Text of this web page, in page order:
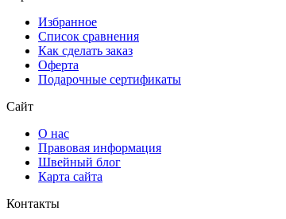
Избранное
Список сравнения
Как сделать заказ
Оферта
Подарочные сертификаты
Сайт
О нас
Правовая информация
Швейный блог
Карта сайта
Контакты